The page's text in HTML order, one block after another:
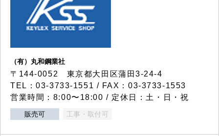
（有）丸和鋼業社
〒144-0052 東京都大田区蒲田3-24-4
TEL：03-3733-1551 / FAX：03-3733-1553
営業時間：8:00〜18:00 / 定休日：土・日・祝
販売可 工事・取付可